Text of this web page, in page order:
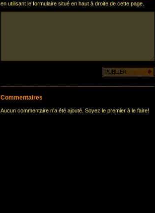
en utilisant le formulaire situé en haut à droite de cette page.
Commentaires
Aucun commentaire n'a été ajouté. Soyez le premier à le faire!